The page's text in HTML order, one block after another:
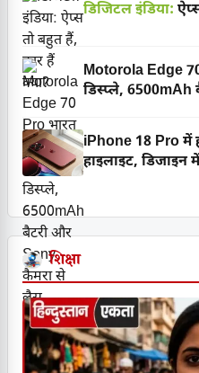
डिजिटल इंडिया:
Motorola Edge
डिस्प्ले,
iPhone 18 Pro में
हाइलाइट,
शिक्षा